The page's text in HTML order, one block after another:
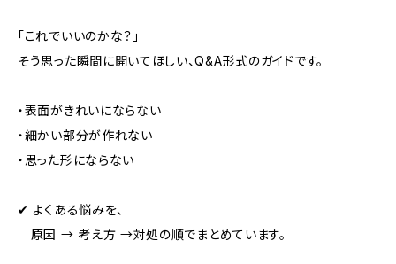
「これでいいのかな？」
そう思った瞬間に開いてほしい、Q&A形式のガイドです。
・表面がきれいにならない
・細かい部分が作れない
・思った形にならない
✔ よくある悩みを、
原因 → 考え方 →対処の順でまとめています。